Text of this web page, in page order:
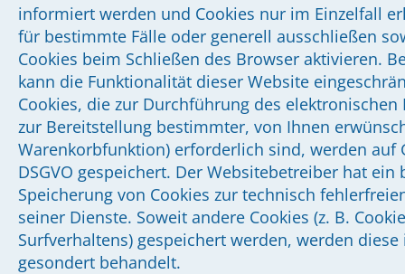
informiert werden und Cookies nur im Einzelfall
für bestimmte Fälle oder generell ausschließen
Cookies beim Schließen des Browser aktivieren.
kann die Funktionalität dieser Website
Cookies, die zur Durchführung des
zur Bereitstellung bestimmter, von Ihnen
Warenkorbfunktion) erforderlich sind, werden auf
DSGVO gespeichert. Der Websitebetreiber hat
Speicherung von Cookies zur technisch
seiner Dienste. Soweit andere Cookies (z. B.
Surfverhaltens) gespeichert werden, werden
gesondert behandelt.